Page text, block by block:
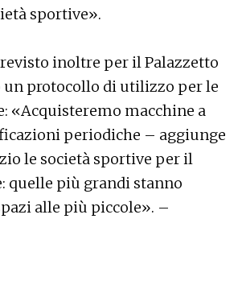
sportive».
inoltre per il Palazzetto
un protocollo di utilizzo per le
«Acquisteremo macchine a
periodiche – aggiunge
le società sportive per il
quelle più grandi stanno
alle più piccole». –